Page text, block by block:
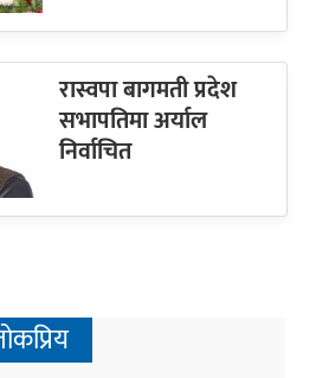
रास्वपा बागमती प्रदेश
सभापतिमा अर्याल
निर्वाचित